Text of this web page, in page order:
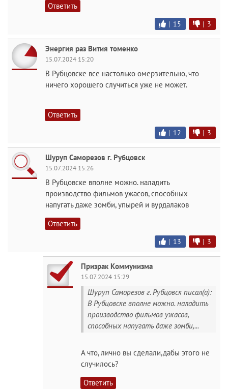
Ответить
| 15 | 3
Энергия раз Вития томенко
15.07.2024 15:20
В Рубцовске все настолько омерзительно, что
ничего хорошего случиться уже не может.
Ответить
| 12 | 3
Шуруп Саморезов г. Рубцовск
15.07.2024 15:26
В Рубцовске вполне можно. наладить
производство фильмов ужасов, способных
напугать даже зомби, упырей и вурдалаков
Ответить
| 13 | 3
Призрак Коммунизма
15.07.2024 15:29
Шуруп Саморезов г. Рубцовск писал(а):
В Рубцовске вполне можно. наладить
производство фильмов ужасов,
способных напугать даже зомби,...
А что, лично вы сделали,дабы этого не
случилось?
Ответить